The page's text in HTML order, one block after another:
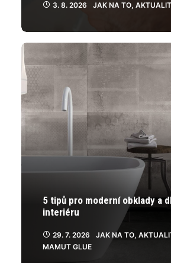
3. 8. 2026 JAK NA TO,
5 tipů pro moderní obklady a
interiéru
29. 7. 2026 JAK NA TO,
MAMUT GLUE